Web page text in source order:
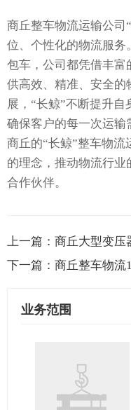
商丘整车物流运输公司
位、个性化的物流服
包车，公司都凭借丰富
供高效、精准、安全
展，“长鲸”不断提升
确保客户的每一次运输
商丘的“长鲸”整车物流
的理念，推动物流行
合作伙伴。
上一篇： 商丘大型变压
下一篇： 商丘整车物流
业务范围